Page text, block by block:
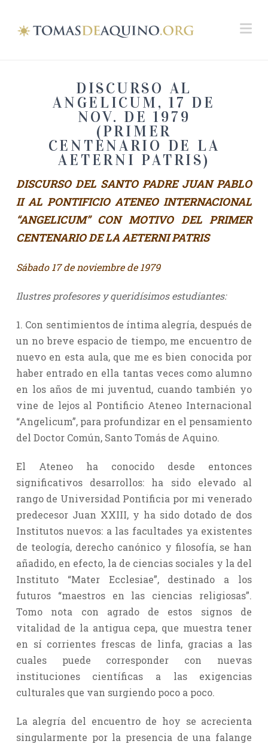
DISCURSO AL
ANGELICUM, 17 DE
NOV. DE 1979
(PRIMER
CENTENARIO DE LA
AETERNI PATRIS)
DISCURSO DEL SANTO PADRE JUAN PABLO
II AL PONTIFICIO ATENEO INTERNACIONAL
“ANGELICUM” CON MOTIVO DEL PRIMER
CENTENARIO DE LA AETERNI PATRIS
Sábado 17 de noviembre de 1979
Ilustres profesores y queridísimos estudiantes:
1. Con sentimientos de íntima alegría, después de
un no breve espacio de tiempo, me encuentro de
nuevo en esta aula, que me es bien conocida por
haber entrado en ella tantas veces como alumno
en los años de mi juventud, cuando también yo
vine de lejos al Pontificio Ateneo Internacional
“Angelicum”, para profundizar en el pensamiento
del Doctor Común, Santo Tomás de Aquino.
El Ateneo ha conocido desde entonces
significativos desarrollos: ha sido elevado al
rango de Universidad Pontificia por mi venerado
predecesor Juan XXIII, y ha sido dotado de dos
Institutos nuevos: a las facultades ya existentes
de teología, derecho canónico y filosofía, se han
añadido, en efecto, la de ciencias sociales y la del
Instituto “Mater Ecclesiae”, destinado a los
futuros “maestros en las ciencias religiosas”.
Tomo nota con agrado de estos signos de
vitalidad de la antigua cepa, que muestra tener
en sí corrientes frescas de linfa, gracias a las
cuales puede corresponder con nuevas
instituciones científicas a las exigencias
culturales que van surgiendo poco a poco.
La alegría del encuentro de hoy se acrecienta
singularmente por la presencia de una falange